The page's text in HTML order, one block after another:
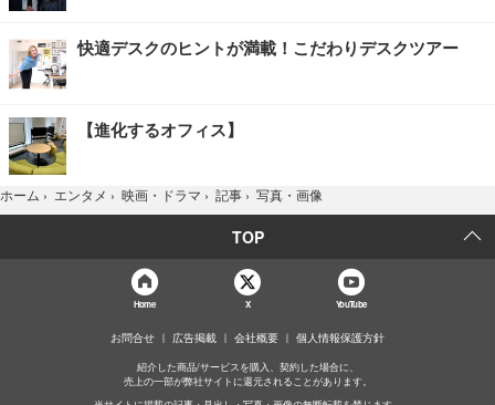
快適デスクのヒントが満載！こだわりデスクツアー
【進化するオフィス】
ホーム › エンタメ › 映画・ドラマ › 記事 › 写真・画像
TOP
Home X YouTube
お問合せ 広告掲載 会社概要 個人情報保護方針
紹介した商品/サービスを購入、契約した場合に、
売上の一部が弊社サイトに還元されることがあります。